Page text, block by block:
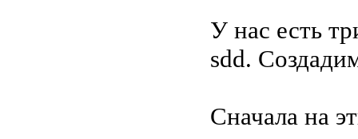
У нас есть
sdd.
Сначала на